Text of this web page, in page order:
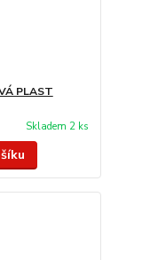
PLAST
Skladem 2 ks